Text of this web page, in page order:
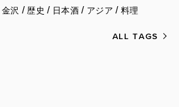
金沢 / 歴史 / 日本酒 / アジア / 料理
ALL TAGS